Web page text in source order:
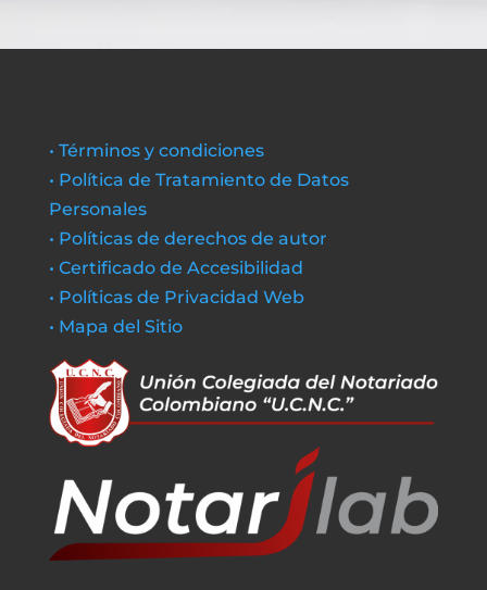
• Términos y condiciones
• Política de Tratamiento de Datos
Personales
• Políticas de derechos de autor
• Certificado de Accesibilidad
• Políticas de Privacidad Web
• Mapa del Sitio